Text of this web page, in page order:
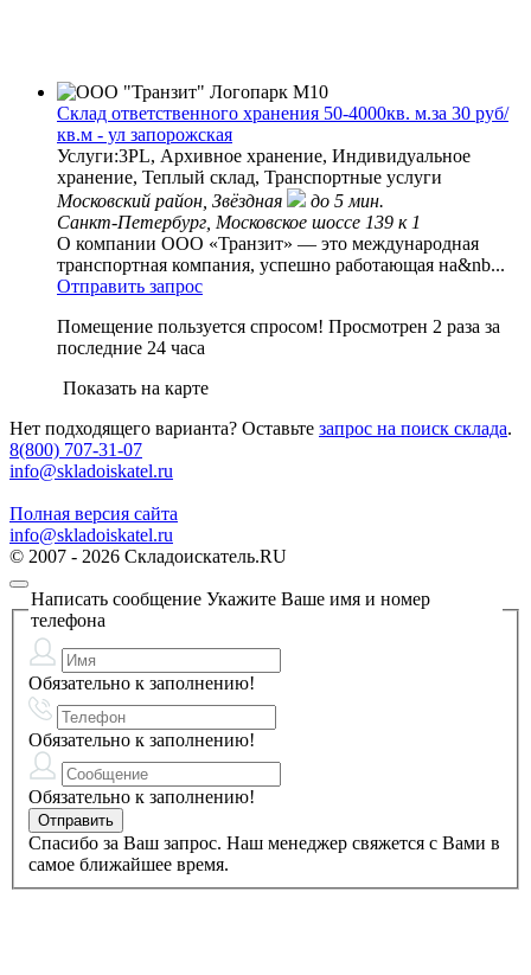
Склад ответственного хранения 50-4000кв. м.за 30 руб/
кв.м - ул запорожская
Услуги:3PL, Архивное хранение, Индивидуальное
хранение, Теплый склад, Транспортные услуги
Московский район, Звёздная
до 5 мин.
Санкт-Петербург, Московское шоссе 139 к 1
О компании ООО «Транзит» — это международная
транспортная компания, успешно работающая на&nb...
Отправить запрос
Помещение пользуется спросом! Просмотрен 2 раза за
последние 24 часа
Показать на карте
Нет подходящего варианта? Оставьте запрос на поиск склада.
8(800) 707-31-07
info@skladoiskatel.ru
Полная версия сайта
info@skladoiskatel.ru
© 2007 - 2026 Складоискатель.RU
Написать сообщение Укажите Ваше имя и номер
телефона
Обязательно к заполнению!
Обязательно к заполнению!
Обязательно к заполнению!
Спасибо за Ваш запрос. Наш менеджер свяжется с Вами в
самое ближайшее время.